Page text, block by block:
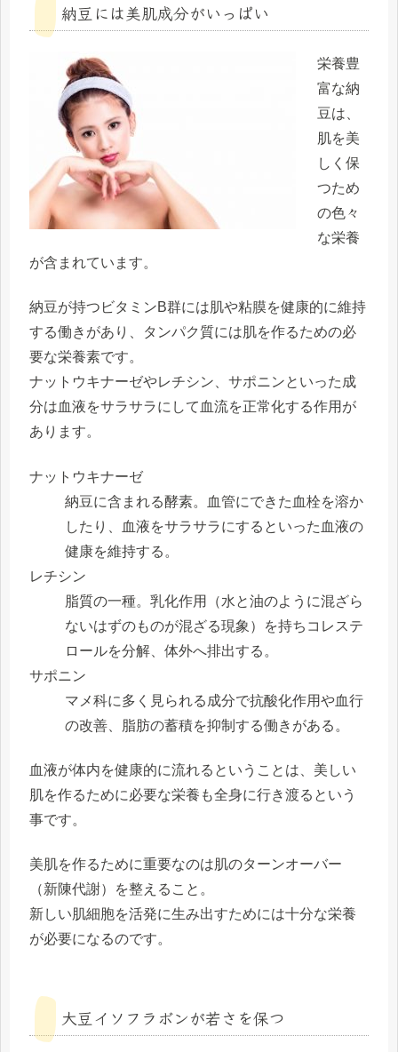
納豆には美肌成分がいっぱい
栄養豊
富な納
豆は、
肌を美
しく保
つため
の色々
な栄養
が含まれています。
納豆が持つビタミンB群には肌や粘膜を健康的に維持
する働きがあり、タンパク質には肌を作るための必
要な栄養素です。
ナットウキナーゼやレチシン、サポニンといった成
分は血液をサラサラにして血流を正常化する作用が
あります。
ナットウキナーゼ
納豆に含まれる酵素。血管にできた血栓を溶か
したり、血液をサラサラにするといった血液の
健康を維持する。
レチシン
脂質の一種。乳化作用（水と油のように混ざら
ないはずのものが混ざる現象）を持ちコレステ
ロールを分解、体外へ排出する。
サポニン
マメ科に多く見られる成分で抗酸化作用や血行
の改善、脂肪の蓄積を抑制する働きがある。
血液が体内を健康的に流れるということは、美しい
肌を作るために必要な栄養も全身に行き渡るという
事です。
美肌を作るために重要なのは肌のターンオーバー
（新陳代謝）を整えること。
新しい肌細胞を活発に生み出すためには十分な栄養
が必要になるのです。
大豆イソフラボンが若さを保つ